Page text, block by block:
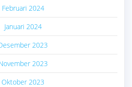
Februari 2024
Januari 2024
2023
2023
Oktober 2023